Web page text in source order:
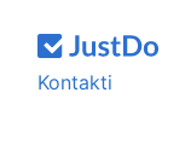
Kontakti